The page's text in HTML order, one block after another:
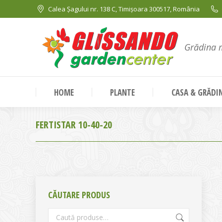
Calea Șagului nr. 138 C, Timișoara 300517, România
Grădina
HOME PLANTE CASA &
FERTISTAR 10-40-20
CĂUTARE PRODUS